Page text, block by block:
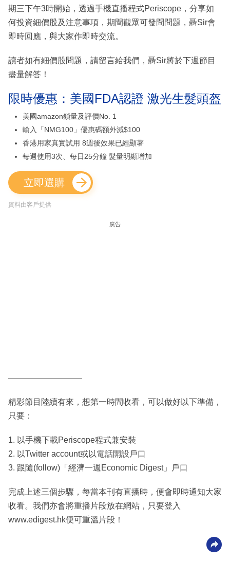
期三下午3時開始，透過手機直播程式Periscope，分享如
何投資細價股及注意事項，期間觀眾可發問問題，聶Sir會
即時回應，與大家作即時交流。
讀者如有細價股問題，請留言給我們，聶Sir將於下週節目
盡量解答！
限時優惠：美國FDA認證 激光生髮頭盔
美國amazon鎖量及評價No. 1
輸入「NMG100」優惠碼額外減$100
香港用家真實試用 8週後效果已經顯著
每週使用3次、每日25分鐘 髮量明顯增加
立即選購
資料由客戶提供
廣告
—————————
精彩節目陸續有來，想第一時間收看，可以做好以下準備，
只要：
1. 以手機下載Periscope程式兼安裝
2. 以Twitter account或以電話開設戶口
3. 跟隨(follow)「經濟一週Economic Digest」戶口
完成上述三個步驟，每當本刊有直播時，便會即時通知大家
收看。我們亦會將重播片段放在網站，只要登入
www.edigest.hk便可重溫片段！